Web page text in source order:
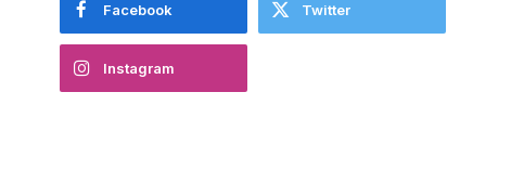
Facebook Twitter
Instagram